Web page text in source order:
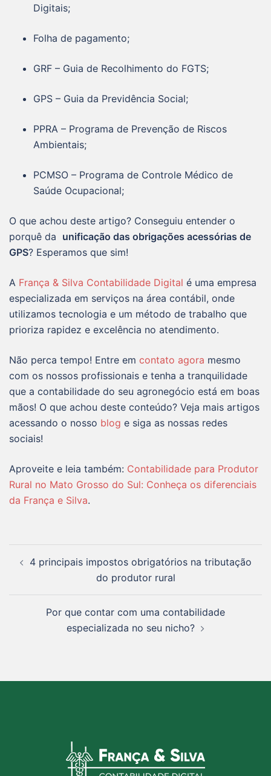
Digitais;
Folha de pagamento;
GRF – Guia de Recolhimento do FGTS;
GPS – Guia da Previdência Social;
PPRA – Programa de Prevenção de Riscos
Ambientais;
PCMSO – Programa de Controle Médico de
Saúde Ocupacional;
O que achou deste artigo? Conseguiu entender o
porquê da unificação das obrigações acessórias de
GPS? Esperamos que sim!
A França & Silva Contabilidade Digital é uma empresa
especializada em serviços na área contábil, onde
utilizamos tecnologia e um método de trabalho que
prioriza rapidez e excelência no atendimento.
Não perca tempo! Entre em contato agora mesmo
com os nossos profissionais e tenha a tranquilidade
que a contabilidade do seu agronegócio está em boas
mãos! O que achou deste conteúdo? Veja mais artigos
acessando o nosso blog e siga as nossas redes
sociais!
Aproveite e leia também: Contabilidade para Produtor
Rural no Mato Grosso do Sul: Conheça os diferenciais
da França e Silva.
4 principais impostos obrigatórios na tributação
do produtor rural
Por que contar com uma contabilidade
especializada no seu nicho?